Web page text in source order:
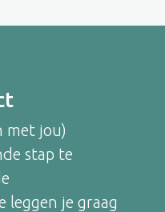
met jou)
stap te
leggen je graag